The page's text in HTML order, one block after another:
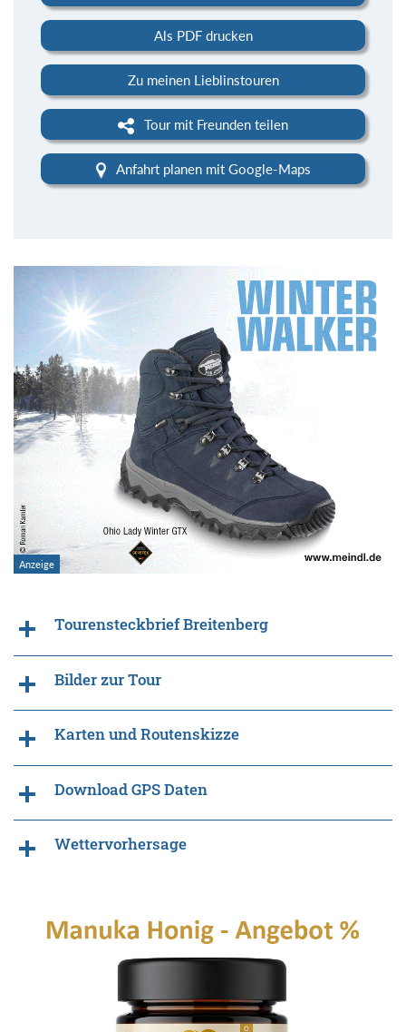
Als PDF drucken
Zu meinen Lieblinstouren
Tour mit Freunden teilen
Anfahrt planen mit Google-Maps
Tourensteckbrief Breitenberg
Bilder zur Tour
Karten und Routenskizze
Download GPS Daten
Wettervorhersage